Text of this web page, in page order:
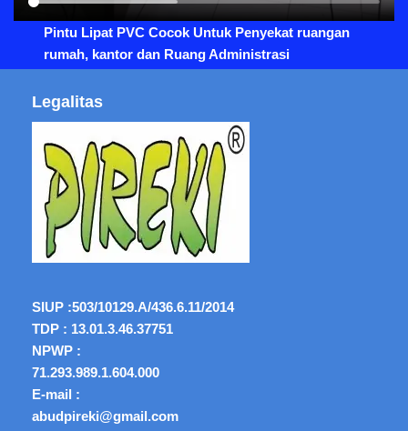
Pintu Lipat PVC Cocok Untuk Penyekat ruangan
rumah, kantor dan Ruang Administrasi
Legalitas
SIUP :503/10129.A/436.6.11/2014
TDP : 13.01.3.46.37751
NPWP :
71.293.989.1.604.000
E-mail :
abudpireki@gmail.com